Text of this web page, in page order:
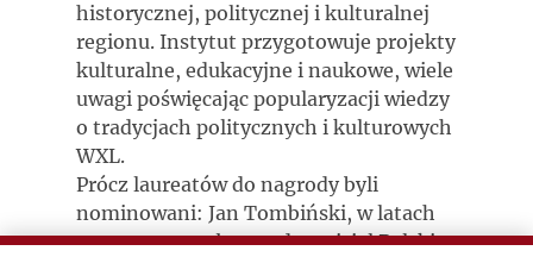
historycznej, politycznej i kulturalnej
regionu. Instytut przygotowuje projekty
kulturalne, edukacyjne i naukowe, wiele
uwagi poświęcając popularyzacji wiedzy
o tradycjach politycznych i kulturowych
WXL.
Prócz laureatów do nagrody byli
nominowani: Jan Tombiński, w latach
2007–2012 stały przedstawiciel Polski